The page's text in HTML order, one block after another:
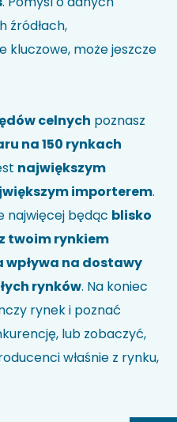
źródłach,
kluczowe, może jeszcze
celnych poznasz
na 150 rynkach
największym
importerem.
najwięcej będąc blisko
twoim rynkiem
na dostawy
rynków. Na koniec
rynek i poznać
lub zobaczyć,
właśnie z rynku,